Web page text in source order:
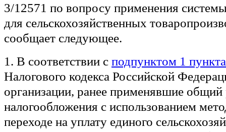
3/12571 по вопросу применения
для сельскохозяйственных
сообщает следующее.
1. В соответствии с подпунктом 1
Налогового кодекса Российской
организации, ранее применявшие
налогообложения с использованием
переходе на уплату единого